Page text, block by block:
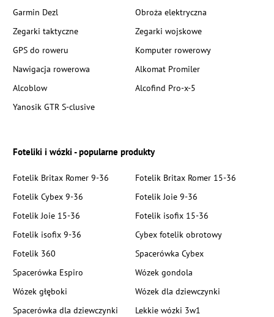
Garmin Dezl
Obroża elektryczna
Zegarki taktyczne
Zegarki wojskowe
GPS do roweru
Komputer rowerowy
Nawigacja rowerowa
Alkomat Promiler
Alcoblow
Alcofind Pro-x-5
Yanosik GTR S-clusive
Foteliki i wózki - popularne produkty
Fotelik Britax Romer 9-36
Fotelik Britax Romer 15-36
Fotelik Cybex 9-36
Fotelik Joie 9-36
Fotelik Joie 15-36
Fotelik isofix 15-36
Fotelik isofix 9-36
Cybex fotelik obrotowy
Fotelik 360
Spacerówka Cybex
Spacerówka Espiro
Wózek gondola
Wózek głęboki
Wózek dla dziewczynki
Spacerówka dla dziewczynki
Lekkie wózki 3w1